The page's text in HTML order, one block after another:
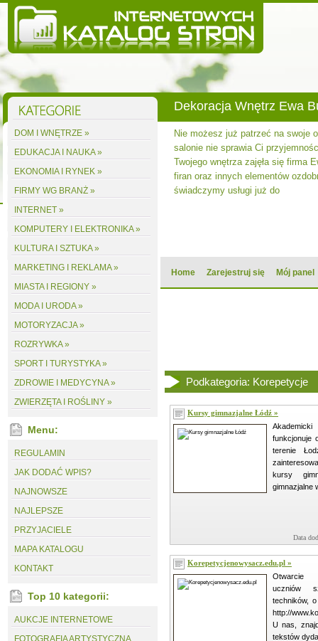
Dekoracja Wnętrz Ewa
Nie możesz już patrzeć na swoje
salonie nie sprawia Ci
Twojego wnętrza zajęła się firma
firan oraz innych elementów
świadczymy usługi już do
Home Zarejestruj się Mój panel
DOM I WNĘTRZE »
EDUKACJA I NAUKA »
EKONOMIA I RYNEK »
FIRMY WG BRANŻ »
INTERNET »
KOMPUTERY I ELEKTRONIKA »
KULTURA I SZTUKA »
MARKETING I REKLAMA »
MIASTA I REGIONY »
MODA I URODA »
MOTORYZACJA »
ROZRYWKA »
SPORT I TURYSTYKA »
ZDROWIE I MEDYCYNA »
ZWIERZĘTA I ROŚLINY »
Menu:
REGULAMIN
JAK DODAĆ WPIS?
NAJNOWSZE
NAJLEPSZE
PRZYJACIELE
MAPA KATALOGU
KONTAKT
Top 10 kategorii:
AUKCJE INTERNETOWE
FOTOGRAFIA ARTYSTYCZNA
Podkategoria: Korepetycje
Kursy gimnazjalne Łódź »
funkcjonuje
terenie
kursy
gimnazjalne
Data
Korepetycjenowysacz.edu.pl »
Otwarcie
uczniów
techników,
http://
U nas,
tekstów